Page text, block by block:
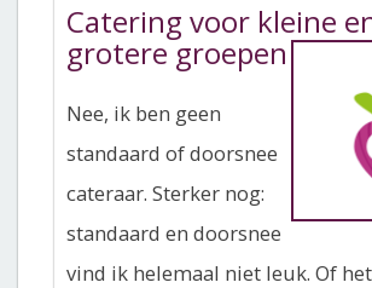
​Catering voor kleine
grotere groepen
Nee, ik ben geen
standaard of doorsnee
cateraar. Sterker nog:
standaard en doorsnee
vind ik helemaal niet leuk. Of